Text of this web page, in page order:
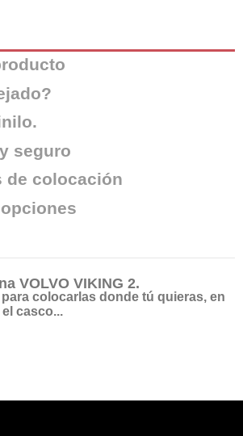
seguro
de colocación
VOLVO VIKING 2.
colocarlas donde tú quieras, en
casco...